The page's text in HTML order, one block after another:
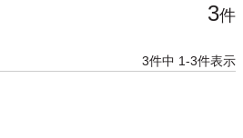
3
3件中 1-3件表示